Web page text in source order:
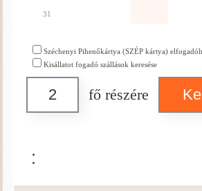
31
Széchenyi Pihenőkártya (SZÉP kártya)
Kisállatot fogadó szállások keresése
fő részére